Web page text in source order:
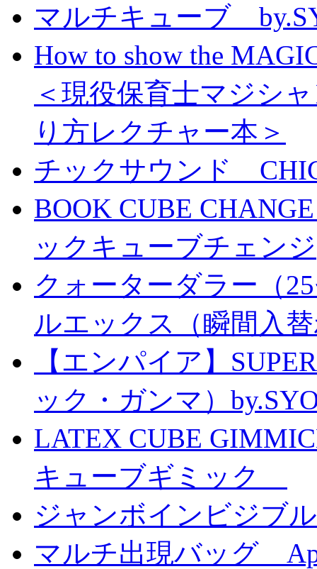
マルチキューブ
How to show the
＜現役保育士マジシ
り方レクチャー本＞
チックサウンド
BOOK CUBE
ックキューブチェンジ
クォーターダラー（
ルエックス（瞬間入
【エンパイア】
ック・ガンマ）
LATEX CUBE
キューブギミック
ジャンボインビジブ
マルチ出現バッグ